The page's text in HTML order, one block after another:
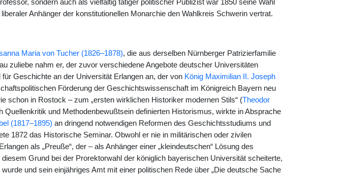
sondern auch als vielfältig tätiger politischer Publizist war 1850 seine Wahl
Anhänger der konstitutionellen Monarchie den Wahlkreis Schwerin vertrat.
Maria von Tucher (1826–1878), die aus derselben Nürnberger Patrizierfamilie
zuliebe nahm er, der zuvor verschiedene Angebote deutscher Universitäten
Geschichte an der Universität Erlangen an, der von König Maximilian II. Joseph
Förderung der Geschichtswissenschaft im Königreich Bayern neu
schon in Rostock – zum „ersten wirklichen Historiker modernen Stils“ (Theodor
Quellenkritik und Methodenbewußtsein definierten Historismus, wirkte in Absprache
(1817–1895) an dringend notwendigen Reformen des Geschichtsstudiums und
1872 das Historische Seminar. Obwohl er nie in militärischen oder zivilen
als „Preuße“, der – als Anhänger einer „kleindeutschen“ Lösung des
Grund bei der Prorektorwahl der königlich bayerischen Universität scheiterte,
und sein einjähriges Amt mit einer politischen Rede über „Die deutsche Sache